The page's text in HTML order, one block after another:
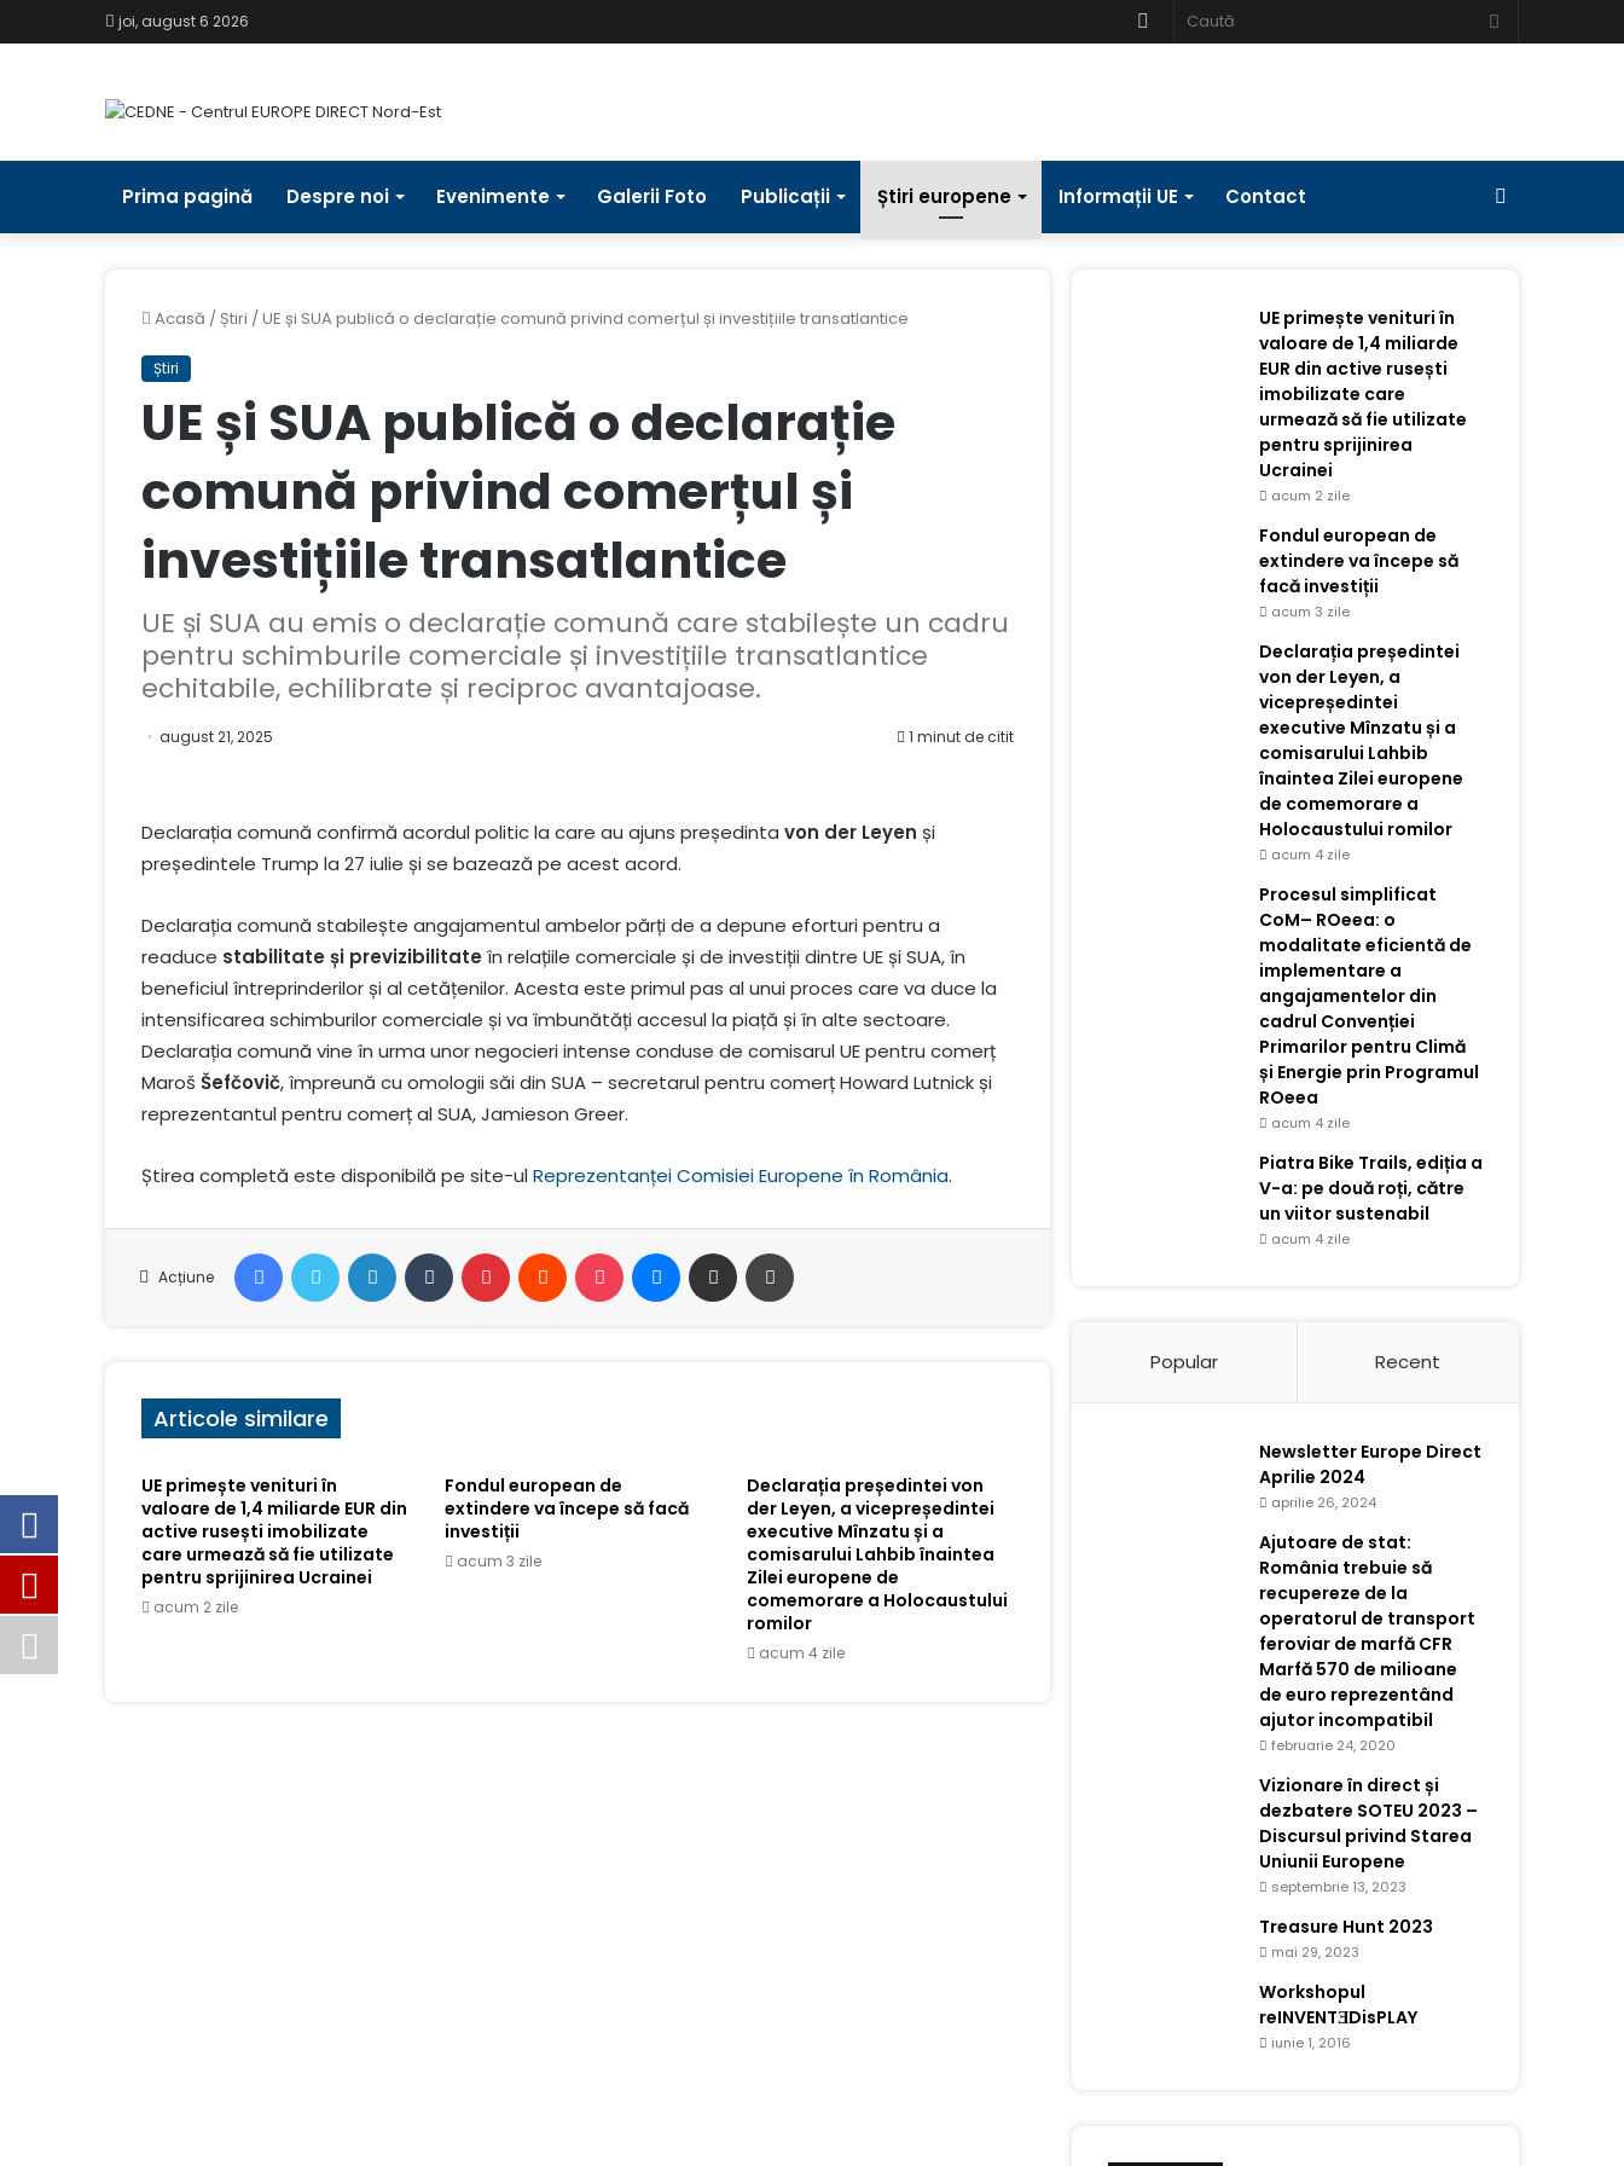
joi, august 6 2026 Caută
Schimbați
Prima pagină Despre noi Evenimente Galerii Foto Publicații Știri europene Informații UE Contact
Acasă / Știri /UE și SUA publică o declarație comună privind comerțul și investițiile transatlantice
Știri
UE și SUA publică o declarație
comună privind comerțul și
investițiile transatlantice
UE și SUA au emis o declarație comună care stabilește un cadru
pentru schimburile comerciale și investițiile transatlantice
echitabile, echilibrate și reciproc avantajoase.
august 21, 2025 1 minut de citit
Declarația comună confirmă acordul politic la care au ajuns președinta von der Leyen și
președintele Trump la 27 iulie și se bazează pe acest acord.
Declarația comună stabilește angajamentul ambelor părți de a depune eforturi pentru a
readuce stabilitate și previzibilitateîn relațiile comerciale și de investiții dintre UE și SUA, în
beneficiul întreprinderilor și al cetățenilor. Acesta este primul pas al unui proces care va duce la
intensificarea schimburilor comerciale și va îmbunătăți accesul la piață și în alte sectoare.
Declarația comună vine în urma unor negocieri intense conduse de comisarul UE pentru comerț
Maroš Šefčovič, împreună cu omologii săi din SUA – secretarul pentru comerț Howard Lutnick și
reprezentantul pentru comerț al SUA, Jamieson Greer.
Știrea completă este disponibilă pe site-ulReprezentanței Comisiei Europene în România.
Acțiune
FacebookStare de nervozitateLinkedIn Tumblr Pinterest Reddit Buzunar Mesager Distribuie prin e-mail
Articole similare
UE primește venituri în
valoare de 1,4 miliarde EUR din
active rusești imobilizate
care urmează să fie utilizate
pentru sprijinirea Ucrainei
acum 2 zile
Fondul european de
extindere va începe să facă
investiții
acum 3 zile
Declarația președintei von
der Leyen, a vicepreședintei
executive Mînzatu și a
comisarului Lahbib înaintea
Zilei europene de
comemorare a Holocaustului
romilor
acum 4 zile
UE primește venituri în
valoare de 1,4 miliarde
EUR din active rusești
imobilizate care
urmează să fie utilizate
pentru sprijinirea
Ucrainei
acum 2 zile
Fondul european de
extindere va începe să
facă investiții
acum 3 zile
Declarația președintei
von der Leyen, a
vicepreședintei
executive Mînzatu și a
comisarului Lahbib
înaintea Zilei europene
de comemorare a
Holocaustului romilor
acum 4 zile
Procesul simplificat
CoM– ROeea: o
modalitate eficientă de
implementare a
angajamentelor din
cadrul Convenției
Primarilor pentru Climă
și Energie prin Programul
ROeea
acum 4 zile
Piatra Bike Trails, ediția a
V-a: pe două roți, către
un viitor sustenabil
acum 4 zile
Popular Recent
Newsletter Europe Direct
Aprilie 2024
aprilie 26, 2024
Ajutoare de stat:
România trebuie să
recupereze de la
operatorul de transport
feroviar de marfă CFR
Marfă 570 de milioane
de euro reprezentând
ajutor incompatibil
februarie 24, 2020
Vizionare în direct și
dezbatere SOTEU 2023 –
Discursul privind Starea
Uniunii Europene
septembrie 13, 2023
Treasure Hunt 2023
mai 29, 2023
Workshopul
reINVENTƎDisPLAY
iunie 1, 2016